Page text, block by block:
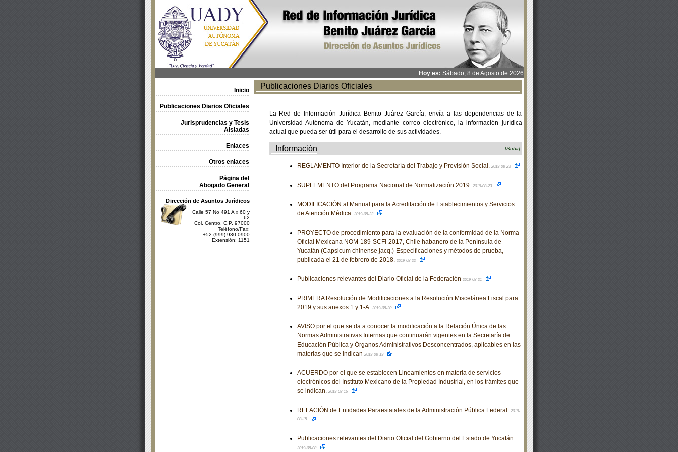
Hoy es: Sábado, 8 de Agosto de 2026
Inicio
Publicaciones Diarios Oficiales
Jurisprudencias y Tesis
Aisladas
Enlaces
Otros enlaces
Página del
Abogado General
Dirección de Asuntos Jurídicos
Calle 57 No 491 A x 60 y
62
Col. Centro, C.P. 97000
Teléfono/Fax:
+52 (999) 930-0900
Extensión: 1151
Publicaciones Diarios Oficiales
La Red de Información Jurídica Benito Juárez García, envía a las dependencias de la
Universidad Autónoma de Yucatán, mediante correo electrónico, la información jurídica
actual que pueda ser útil para el desarrollo de sus actividades.
Información [Subir]
REGLAMENTO Interior de la Secretaría del Trabajo y Previsión Social. 2019-08-23
SUPLEMENTO del Programa Nacional de Normalización 2019. 2019-08-23
MODIFICACIÓN al Manual para la Acreditación de Establecimientos y Servicios
de Atención Médica. 2019-08-22
PROYECTO de procedimiento para la evaluación de la conformidad de la Norma
Oficial Mexicana NOM-189-SCFI-2017, Chile habanero de la Península de
Yucatán (Capsicum chinense jacq.)-Especificaciones y métodos de prueba,
publicada el 21 de febrero de 2018. 2019-08-22
Publicaciones relevantes del Diario Oficial de la Federación 2019-08-21
PRIMERA Resolución de Modificaciones a la Resolución Miscelánea Fiscal para
2019 y sus anexos 1 y 1-A. 2019-08-20
AVISO por el que se da a conocer la modificación a la Relación Única de las
Normas Administrativas Internas que continuarán vigentes en la Secretaría de
Educación Pública y Órganos Administrativos Desconcentrados, aplicables en las
materias que se indican 2019-08-19
ACUERDO por el que se establecen Lineamientos en materia de servicios
electrónicos del Instituto Mexicano de la Propiedad Industrial, en los trámites que
se indican. 2019-08-16
RELACIÓN de Entidades Paraestatales de la Administración Pública Federal. 2019-
08-15
Publicaciones relevantes del Diario Oficial del Gobierno del Estado de Yucatán
2019-08-08